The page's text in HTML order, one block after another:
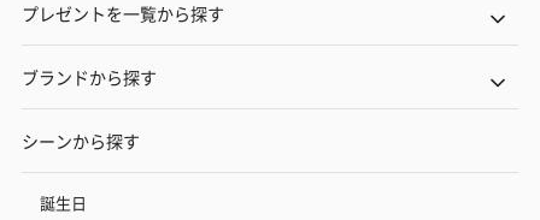
プレゼントを一覧から探す
ブランドから探す
シーンから探す
誕生日